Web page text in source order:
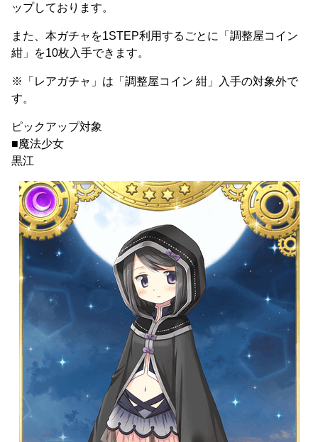
ップしております。
また、本ガチャを1STEP利用するごとに「調整屋コイン
紺」を10枚入手できます。
※「レアガチャ」は「調整屋コイン 紺」入手の対象外で
す。
ピックアップ対象
■魔法少女
黒江